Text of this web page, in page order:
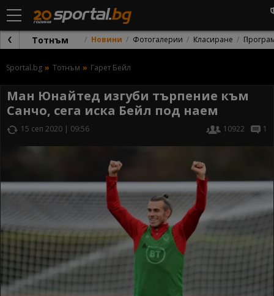
Тотнъм Новини Фотогалерии Класиране
Sportal.bg Тотнъм Гарет Бейл
Ман Юнайтед изгуби търпение към
Санчо, сега иска Бейл под наем
15 сеп 2020 | 09:56 10922 1